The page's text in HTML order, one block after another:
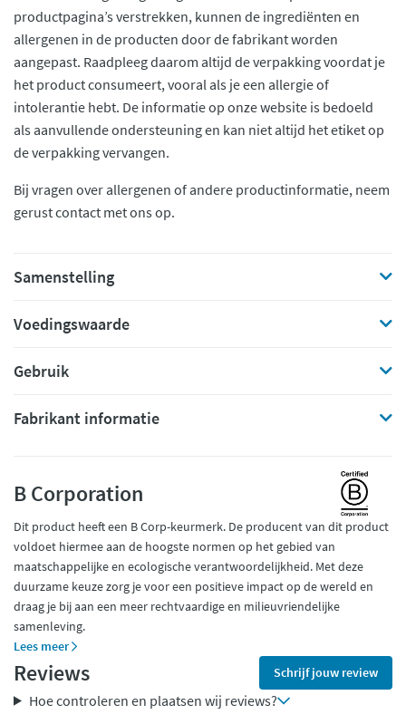
productpagina’s verstrekken, kunnen de ingrediënten en
allergenen in de producten door de fabrikant worden
aangepast. Raadpleeg daarom altijd de verpakking voordat je
het product consumeert, vooral als je een allergie of
intolerantie hebt. De informatie op onze website is bedoeld
als aanvullende ondersteuning en kan niet altijd het etiket op
de verpakking vervangen.
Bij vragen over allergenen of andere productinformatie, neem
gerust contact met ons op.
Samenstelling
Voedingswaarde
Gebruik
Fabrikant informatie
B Corporation
Dit product heeft een B Corp-keurmerk. De producent van dit product
voldoet hiermee aan de hoogste normen op het gebied van
maatschappelijke en ecologische verantwoordelijkheid. Met deze
duurzame keuze zorg je voor een positieve impact op de wereld en
draag je bij aan een meer rechtvaardige en milieuvriendelijke
samenleving.
Lees meer
Reviews Schrijf jouw review
Hoe controleren en plaatsen wij reviews?